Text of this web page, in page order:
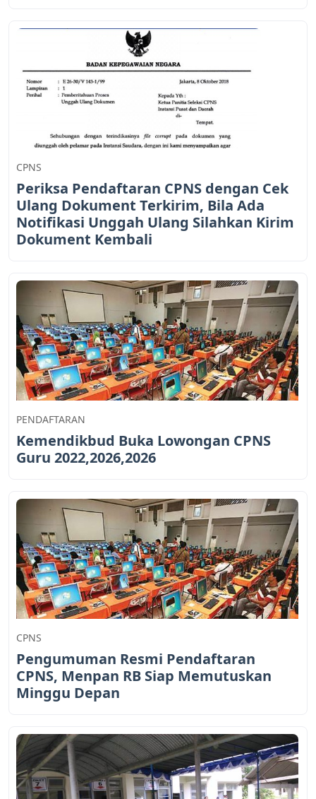
CPNS
Periksa Pendaftaran CPNS dengan Cek
Ulang Dokument Terkirim, Bila Ada
Notifikasi Unggah Ulang Silahkan Kirim
Dokument Kembali
PENDAFTARAN
Kemendikbud Buka Lowongan CPNS
Guru 2022,2026,2026
CPNS
Pengumuman Resmi Pendaftaran
CPNS, Menpan RB Siap Memutuskan
Minggu Depan